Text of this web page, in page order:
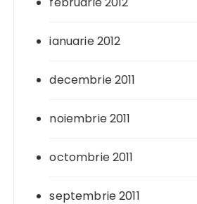
ianuarie 2012
decembrie 2011
noiembrie 2011
octombrie 2011
septembrie 2011